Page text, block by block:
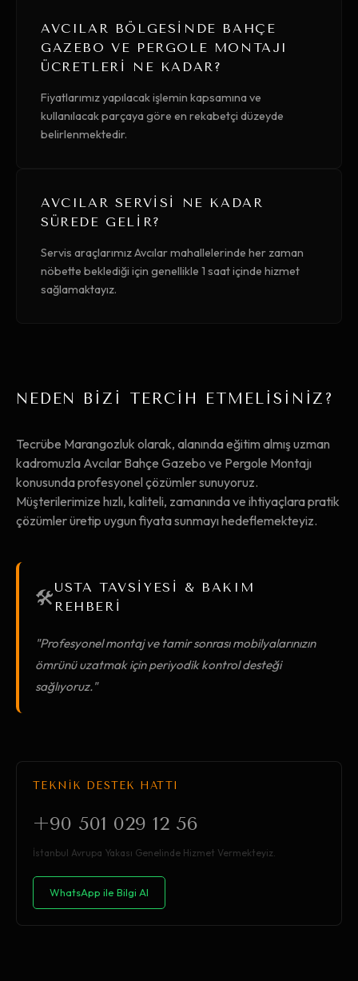
AVCILAR BÖLGESINDE BAHÇE
GAZEBO VE PERGOLE MONTAJI
ÜCRETLERI NE KADAR?
Fiyatlarımız yapılacak işlemin kapsamına ve
kullanılacak parçaya göre en rekabetçi düzeyde
belirlenmektedir.
AVCILAR SERVISI NE KADAR
SÜREDE GELIR?
Servis araçlarımız Avcılar mahallelerinde her zaman
nöbette beklediği için genellikle 1 saat içinde hizmet
sağlamaktayız.
NEDEN BİZİ TERCİH ETMELİSİNİZ?
Tecrübe Marangozluk olarak, alanında eğitim almış uzman
kadromuzla Avcılar Bahçe Gazebo ve Pergole Montajı
konusunda profesyonel çözümler sunuyoruz.
Müşterilerimize hızlı, kaliteli, zamanında ve ihtiyaçlara pratik
çözümler üretip uygun fiyata sunmayı hedeflemekteyiz.
🛠️USTA TAVSİYESİ & BAKIM
REHBERİ
"Profesyonel montaj ve tamir sonrası mobilyalarınızın
ömrünü uzatmak için periyodik kontrol desteği
sağlıyoruz."
TEKNİK DESTEK HATTI
+90 501 029 12 56
İstanbul Avrupa Yakası Genelinde Hizmet Vermekteyiz.
WhatsApp ile Bilgi Al